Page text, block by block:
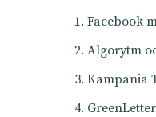
Facebook
Algorytm
Kampania